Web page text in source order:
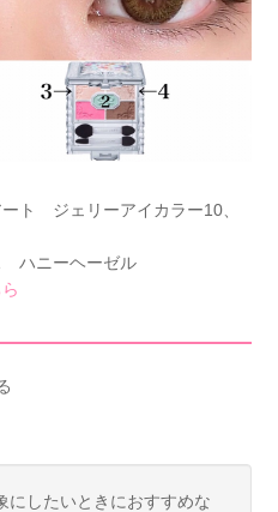
ト ジェリーアイカラー10、
ハニーヘーゼル
にしたいときにおすすめな